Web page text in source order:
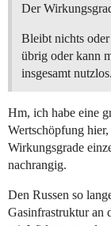
Der
Bleibt nichts
übrig oder kann
insgesamt nutzlos.
Hm, ich habe eine
Wertschöpfung
Wirkungsgrade
nachrangig.
Den Russen so
Gasinfrastruktur an